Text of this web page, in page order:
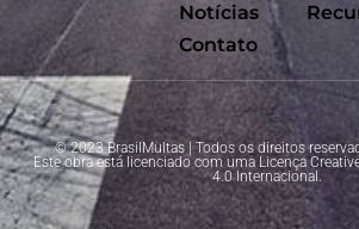
Notícias
Contato
© 2023 BrasilMultas | Todos os direitos
Este obra está licenciado com uma Licença
4.0 Internacional .